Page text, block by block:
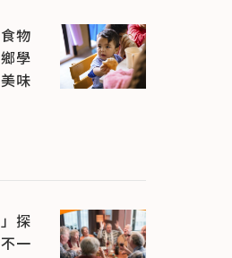
物
學
味
探
一